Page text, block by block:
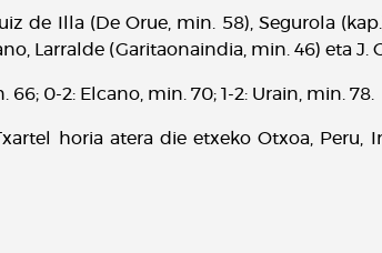
de Illa (De Orue, min. 58), Segurola
Larralde (Garitaonaindia, min. 46) eta J.
66; 0-2: Elcano, min. 70; 1-2: Urain, min. 78.
horia atera die etxeko Otxoa, Peru,